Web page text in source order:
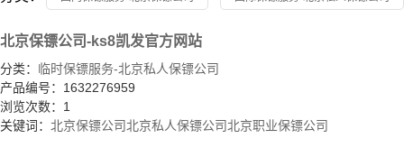
北京保镖公司-ks8凯发官方网站
分类： 临时保镖服务-北京私人保镖公司
产品编号：1632276959
浏览次数：1
关键词： 北京保镖公司北京私人保镖公司北京职业保镖公司